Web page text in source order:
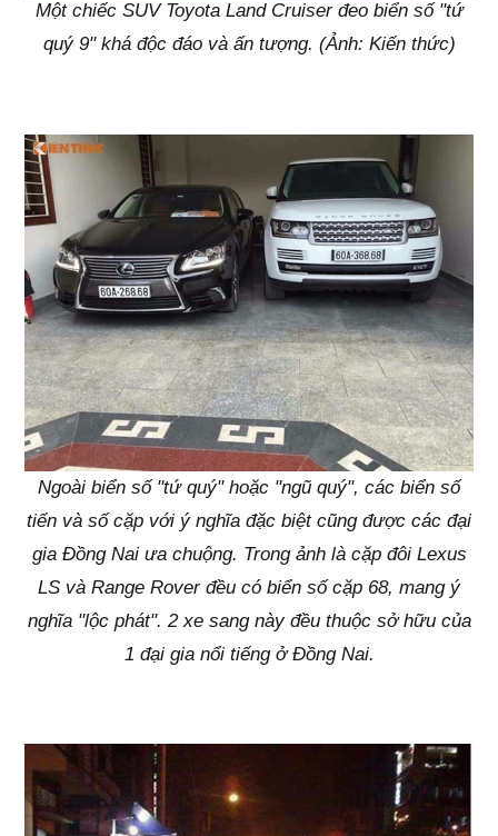
Một chiếc SUV Toyota Land Cruiser đeo biển số "tứ
quý 9" khá độc đáo và ấn tượng. (Ảnh: Kiến thức)
Ngoài biển số "tứ quý" hoặc "ngũ quý", các biển số
tiến và số cặp với ý nghĩa đặc biệt cũng được các đại
gia Đồng Nai ưa chuộng. Trong ảnh là cặp đôi Lexus
LS và Range Rover đều có biển số cặp 68, mang ý
nghĩa "lộc phát". 2 xe sang này đều thuộc sở hữu của
1 đại gia nổi tiếng ở Đồng Nai.